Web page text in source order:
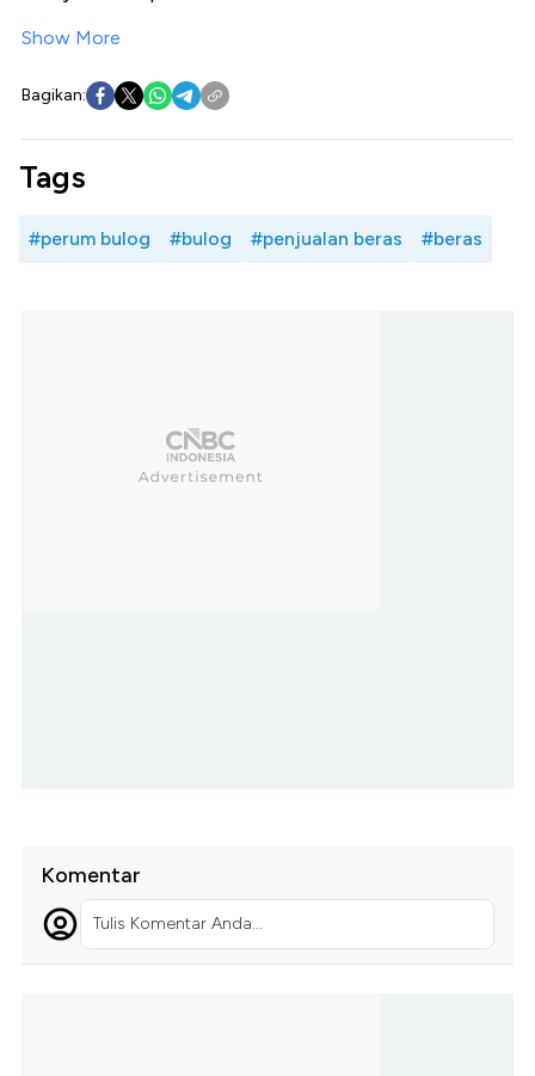
Show More
Bagikan:
Tags
#perum bulog #bulog #penjualan beras #beras
Komentar
Tulis Komentar Anda...